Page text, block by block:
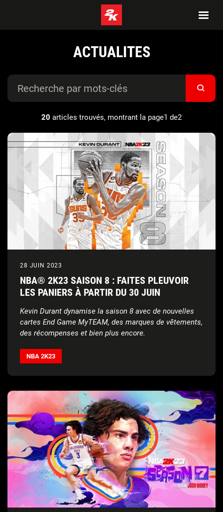
ACTUALITES
20 articles trouvés, montrant la page1 de2
28 JUIN 2023
NBA® 2K23 SAISON 8 : FAITES PLEUVOIR
LES PANIERS À PARTIR DU 30 JUIN
Kevin Durant dynamise la saison 8 avec de nouvelles
cartes End Game MyTEAM, des marques de vêtements,
des récompenses et bien plus encore.
NBA 2K23